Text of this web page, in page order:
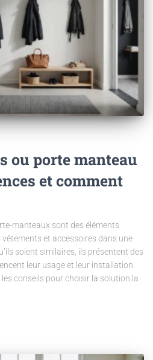
ou porte manteau
et comment
manteaux sont des éléments
et accessoires dans une
soient similaires, ils présentent des
leur usage et leur installation.
conseils pour choisir la solution la